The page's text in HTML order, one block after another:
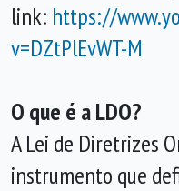
link: https://
v=DZtPlEvWT-M
O que é a LDO?
A Lei de Diretrizes
instrumento que